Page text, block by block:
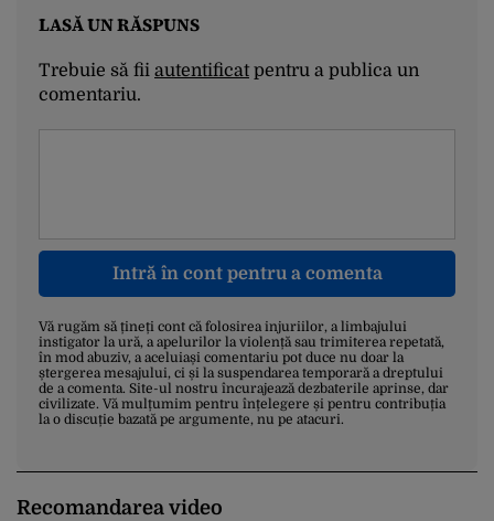
LASĂ UN RĂSPUNS
Trebuie să fii autentificatpentru a publica un
comentariu.
Intră în cont pentru a comenta
Vă rugăm să țineți cont că folosirea injuriilor, a limbajului
instigator la ură, a apelurilor la violență sau trimiterea repetată,
în mod abuziv, a aceluiași comentariu pot duce nu doar la
ștergerea mesajului, ci și la suspendarea temporară a dreptului
de a comenta. Site-ul nostru încurajează dezbaterile aprinse, dar
civilizate. Vă mulțumim pentru înțelegere și pentru contribuția
la o discuție bazată pe argumente, nu pe atacuri.
Recomandarea video